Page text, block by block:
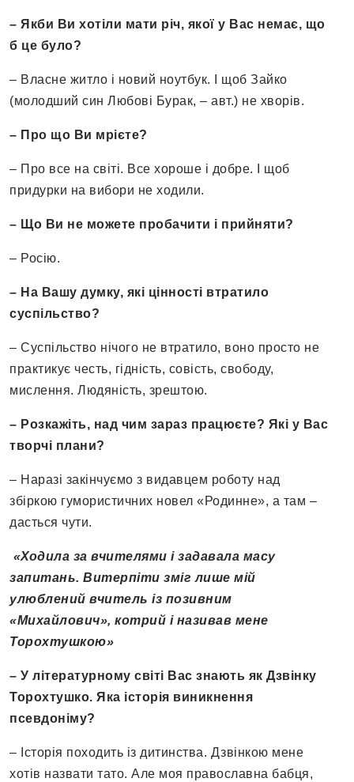
– Якби Ви хотіли мати річ, якої у Вас немає, що
б це було?
– Власне житло і новий ноутбук. І щоб Зайко
(молодший син Любові Бурак, – авт.) не хворів.
– Про що Ви мрієте?
– Про все на світі. Все хороше і добре. І щоб
придурки на вибори не ходили.
– Що Ви не можете пробачити і прийняти?
– Росію.
– На Вашу думку, які цінності втратило
суспільство?
– Суспільство нічого не втратило, воно просто не
практикує честь, гідність, совість, свободу,
мислення. Людяність, зрештою.
– Розкажіть, над чим зараз працюєте? Які у Вас
творчі плани?
– Наразі закінчуємо з видавцем роботу над
збіркою гумористичних новел «Родинне», а там –
дасться чути.
«Ходила за вчителями і задавала масу
запитань. Витерпіти зміг лише мій
улюблений вчитель із позивним
«Михайлович», котрий і називав мене
Торохтушкою»
– У літературному світі Вас знають як Дзвінку
Торохтушко. Яка історія виникнення
псевдоніму?
– Історія походить із дитинства. Дзвінкою мене
хотів назвати тато. Але моя православна бабця,